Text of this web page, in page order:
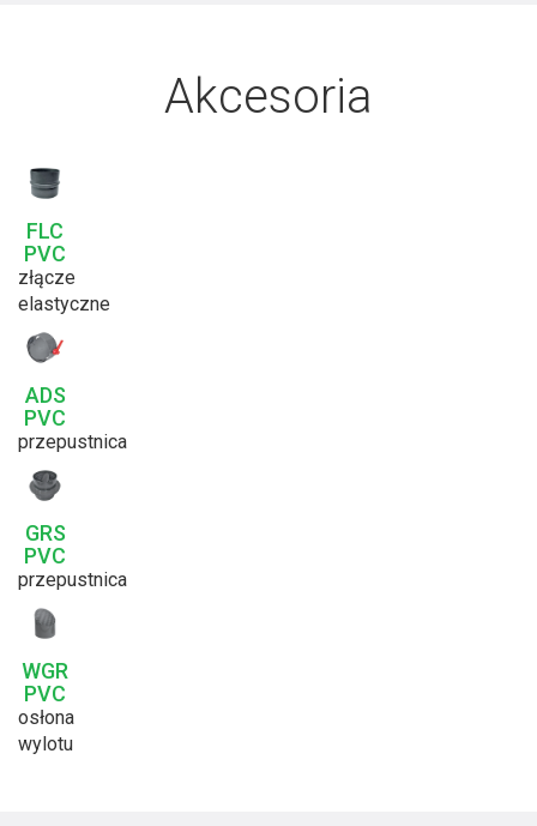
Akcesoria
FLC
PVC
złącze
elastyczne
ADS
PVC
przepustnica
GRS
PVC
przepustnica
WGR
PVC
osłona
wylotu